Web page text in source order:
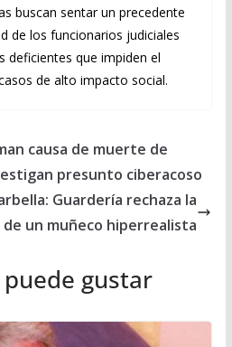
buscan sentar un precedente
de los funcionarios judiciales
deficientes que impiden el
de alto impacto social.
causa de muerte de
presunto ciberacoso
Guardería rechaza la
de un muñeco hiperrealista
gustar